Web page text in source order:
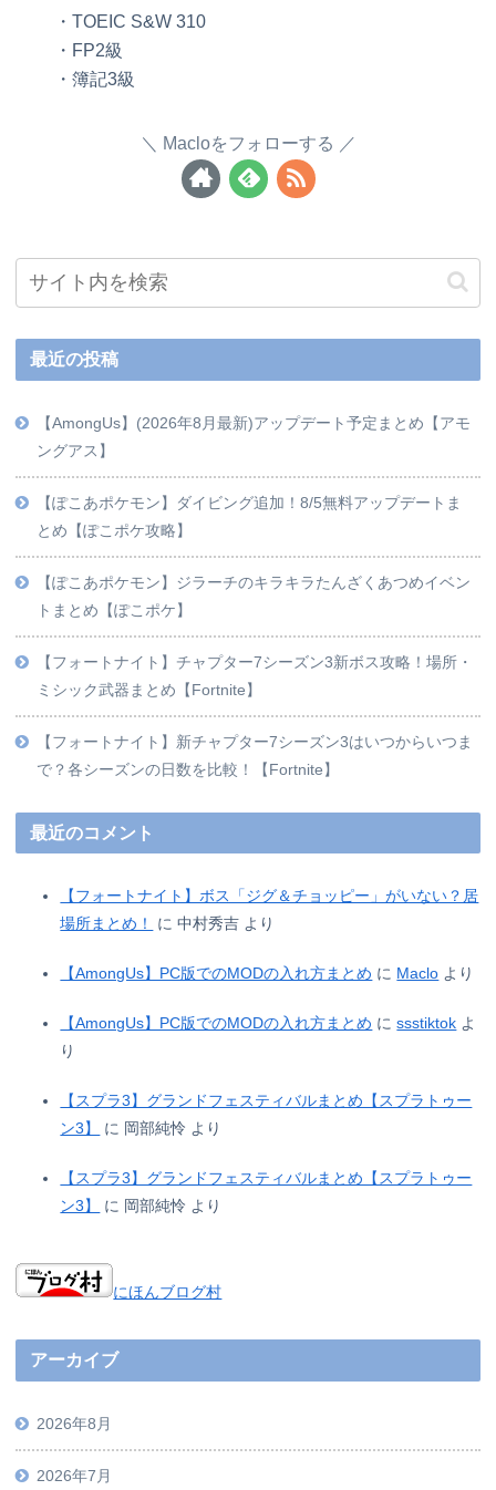
・TOEIC S&W 310
・FP2級
・簿記3級
Macloをフォローする
最近の投稿
【AmongUs】(2026年8月最新)アップデート予定まとめ【アモ
ングアス】
【ぽこあポケモン】ダイビング追加！8/5無料アップデートま
とめ【ぽこポケ攻略】
【ぽこあポケモン】ジラーチのキラキラたんざくあつめイベン
トまとめ【ぽこポケ】
【フォートナイト】チャプター7シーズン3新ボス攻略！場所・
ミシック武器まとめ【Fortnite】
【フォートナイト】新チャプター7シーズン3はいつからいつま
で？各シーズンの日数を比較！【Fortnite】
最近のコメント
【フォートナイト】ボス「ジグ＆チョッピー」がいない？居
場所まとめ！
に中村秀吉 より
【AmongUs】PC版でのMODの入れ方まとめ に Maclo より
【AmongUs】PC版でのMODの入れ方まとめ にssstiktok よ
り
【スプラ3】グランドフェスティバルまとめ【スプラトゥー
ン3】
に 岡部純怜 より
【スプラ3】グランドフェスティバルまとめ【スプラトゥー
ン3】
に 岡部純怜 より
にほんブログ村
アーカイブ
2026年8月
2026年7月